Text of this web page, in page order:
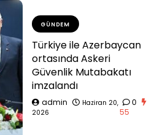
GÜNDEM
Türkiye ile Azerbaycan
ortasında Askeri
Güvenlik Mutabakatı
imzalandı
admin
Haziran 20,
2026
0
55